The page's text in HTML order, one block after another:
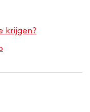
krijgen?